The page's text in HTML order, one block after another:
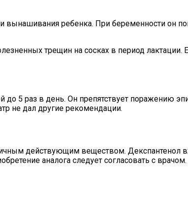
ребенка. При беременности он
трещин на сосках в период лактации.
до 5 раз в день. Он препятствует поражению
не дал другие рекомендации.
действующим веществом. Декспантенол
аналога следует согласовать с врачом.